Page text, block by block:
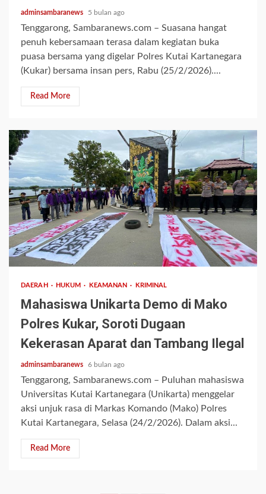
adminsambaranews 5 bulan ago
Tenggarong, Sambaranews.com – Suasana hangat
penuh kebersamaan terasa dalam kegiatan buka
puasa bersama yang digelar Polres Kutai Kartanegara
(Kukar) bersama insan pers, Rabu (25/2/2026)....
Read More
3 min read
DAERAH HUKUM KEAMANAN KRIMINAL
Mahasiswa Unikarta Demo di Mako
Polres Kukar, Soroti Dugaan
Kekerasan Aparat dan Tambang Ilegal
adminsambaranews 6 bulan ago
Tenggarong, Sambaranews.com – Puluhan mahasiswa
Universitas Kutai Kartanegara (Unikarta) menggelar
aksi unjuk rasa di Markas Komando (Mako) Polres
Kutai Kartanegara, Selasa (24/2/2026). Dalam aksi...
Read More